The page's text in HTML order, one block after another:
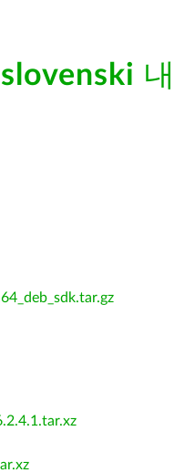
slovenski 내